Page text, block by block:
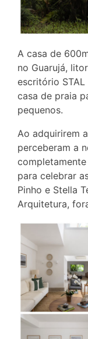
A casa de
no Guarujá,
escritório
casa de praia
pequenos.
Ao adquirirem
perceberam a
para celebrar
Pinho e Stella
Arquitetura,